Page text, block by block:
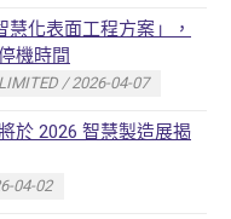
化表面工程方案」，
機時間
/ 2026-04-07
於 2026 智慧製造展揭
04-02